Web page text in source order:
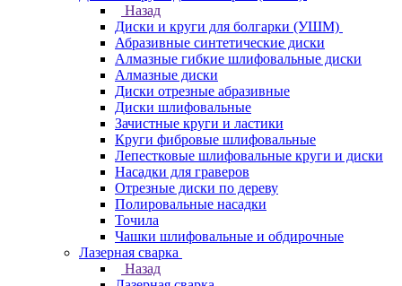
Назад
Диски и круги для болгарки (УШМ)
Абразивные синтетические диски
Алмазные гибкие шлифовальные диски
Алмазные диски
Диски отрезные абразивные
Диски шлифовальные
Зачистные круги и ластики
Круги фибровые шлифовальные
Лепестковые шлифовальные круги и диски
Насадки для граверов
Отрезные диски по дереву
Полировальные насадки
Точила
Чашки шлифовальные и обдирочные
Лазерная сварка
Назад